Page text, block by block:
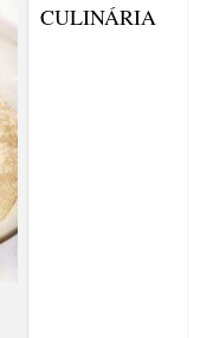
CULINÁRIA